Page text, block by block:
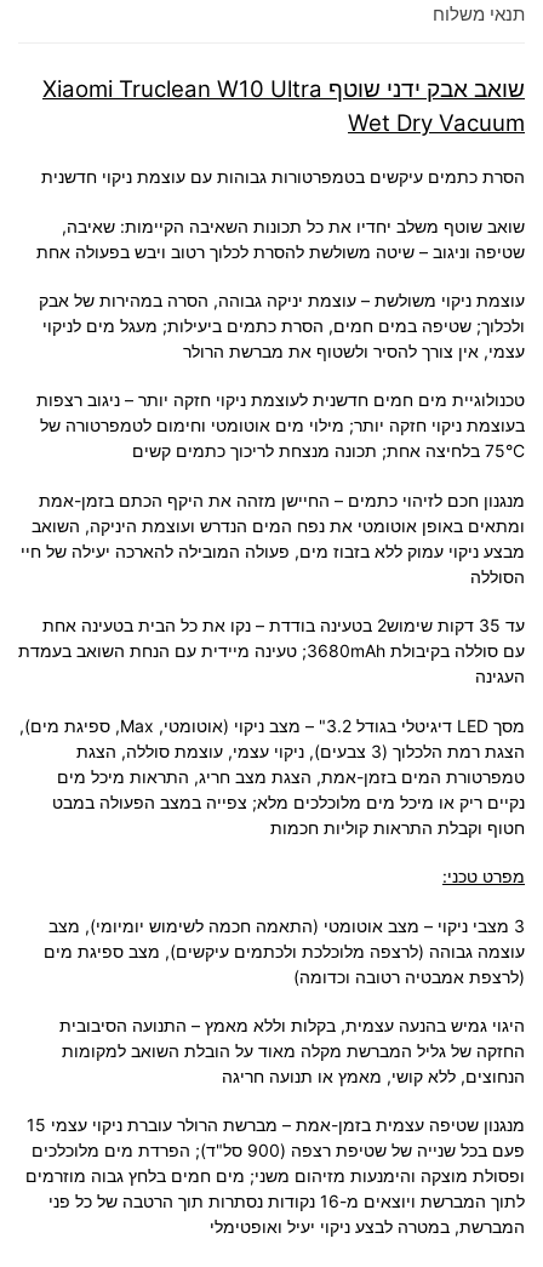
תנאי משלוח
שואב אבק ידני שוטף Xiaomi Truclean W10 Ultra
Wet Dry Vacuum
הסרת כתמים עיקשים בטמפרטורות גבוהות עם עוצמת ניקוי חדשנית
שואב שוטף משלב יחדיו את כל תכונות השאיבה הקיימות: שאיבה,
שטיפה וניגוב – שיטה משולשת להסרת לכלוך רטוב ויבש בפעולה אחת
עוצמת ניקוי משולשת – עוצמת יניקה גבוהה, הסרה במהירות של אבק
ולכלוך; שטיפה במים חמים, הסרת כתמים ביעילות; מעגל מים לניקוי
עצמי, אין צורך להסיר ולשטוף את מברשת הרולר
טכנולוגיית מים חמים חדשנית לעוצמת ניקוי חזקה יותר – ניגוב רצפות
בעוצמת ניקוי חזקה יותר; מילוי מים אוטומטי וחימום לטמפרטורה של
75°C בלחיצה אחת; תכונה מנצחת לריכוך כתמים קשים
מנגנון חכם לזיהוי כתמים – החיישן מזהה את היקף הכתם בזמן-אמת
ומתאים באופן אוטומטי את נפח המים הנדרש ועוצמת היניקה, השואב
מבצע ניקוי עמוק ללא בזבוז מים, פעולה המובילה להארכה יעילה של חיי
הסוללה
עד 35 דקות שימוש2 בטעינה בודדת – נקו את כל הבית בטעינה אחת
עם סוללה בקיבולת 3680mAh; טעינה מיידית עם הנחת השואב בעמדת
העגינה
מסך LED דיגיטלי בגודל 3.2" – מצב ניקוי (אוטומטי, Max, ספיגת מים),
הצגת רמת הלכלוך (3 צבעים), ניקוי עצמי, עוצמת סוללה, הצגת
טמפרטורת המים בזמן-אמת, הצגת מצב חריג, התראות מיכל מים
נקיים ריק או מיכל מים מלוכלכים מלא; צפייה במצב הפעולה במבט
חטוף וקבלת התראות קוליות חכמות
מפרט טכני:
3 מצבי ניקוי – מצב אוטומטי (התאמה חכמה לשימוש יומיומי), מצב
עוצמה גבוהה (לרצפה מלוכלכת ולכתמים עיקשים), מצב ספיגת מים
(לרצפת אמבטיה רטובה וכדומה)
היגוי גמיש בהנעה עצמית, בקלות וללא מאמץ – התנועה הסיבובית
החזקה של גליל המברשת מקלה מאוד על הובלת השואב למקומות
הנחוצים, ללא קושי, מאמץ או תנועה חריגה
מנגנון שטיפה עצמית בזמן-אמת – מברשת הרולר עוברת ניקוי עצמי 15
פעם בכל שנייה של שטיפת רצפה (900 סל"ד); הפרדת מים מלוכלכים
ופסולת מוצקה והימנעות מזיהום משני; מים חמים בלחץ גבוה מוזרמים
לתוך המברשת ויוצאים מ-16 נקודות נסתרות תוך הרטבה של כל פני
המברשת, במטרה לבצע ניקוי יעיל ואופטימלי